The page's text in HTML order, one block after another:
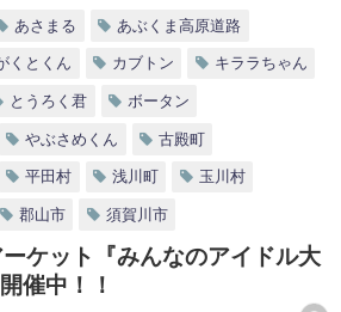
あさまる あぶくま高原道路
くとくん カブトン キララちゃん
とうろく君 ボータン
やぶさめくん 古殿町
平田村 浅川町 玉川村
郡山市 須賀川市
ケット『みんなのアイドル大
催中！！